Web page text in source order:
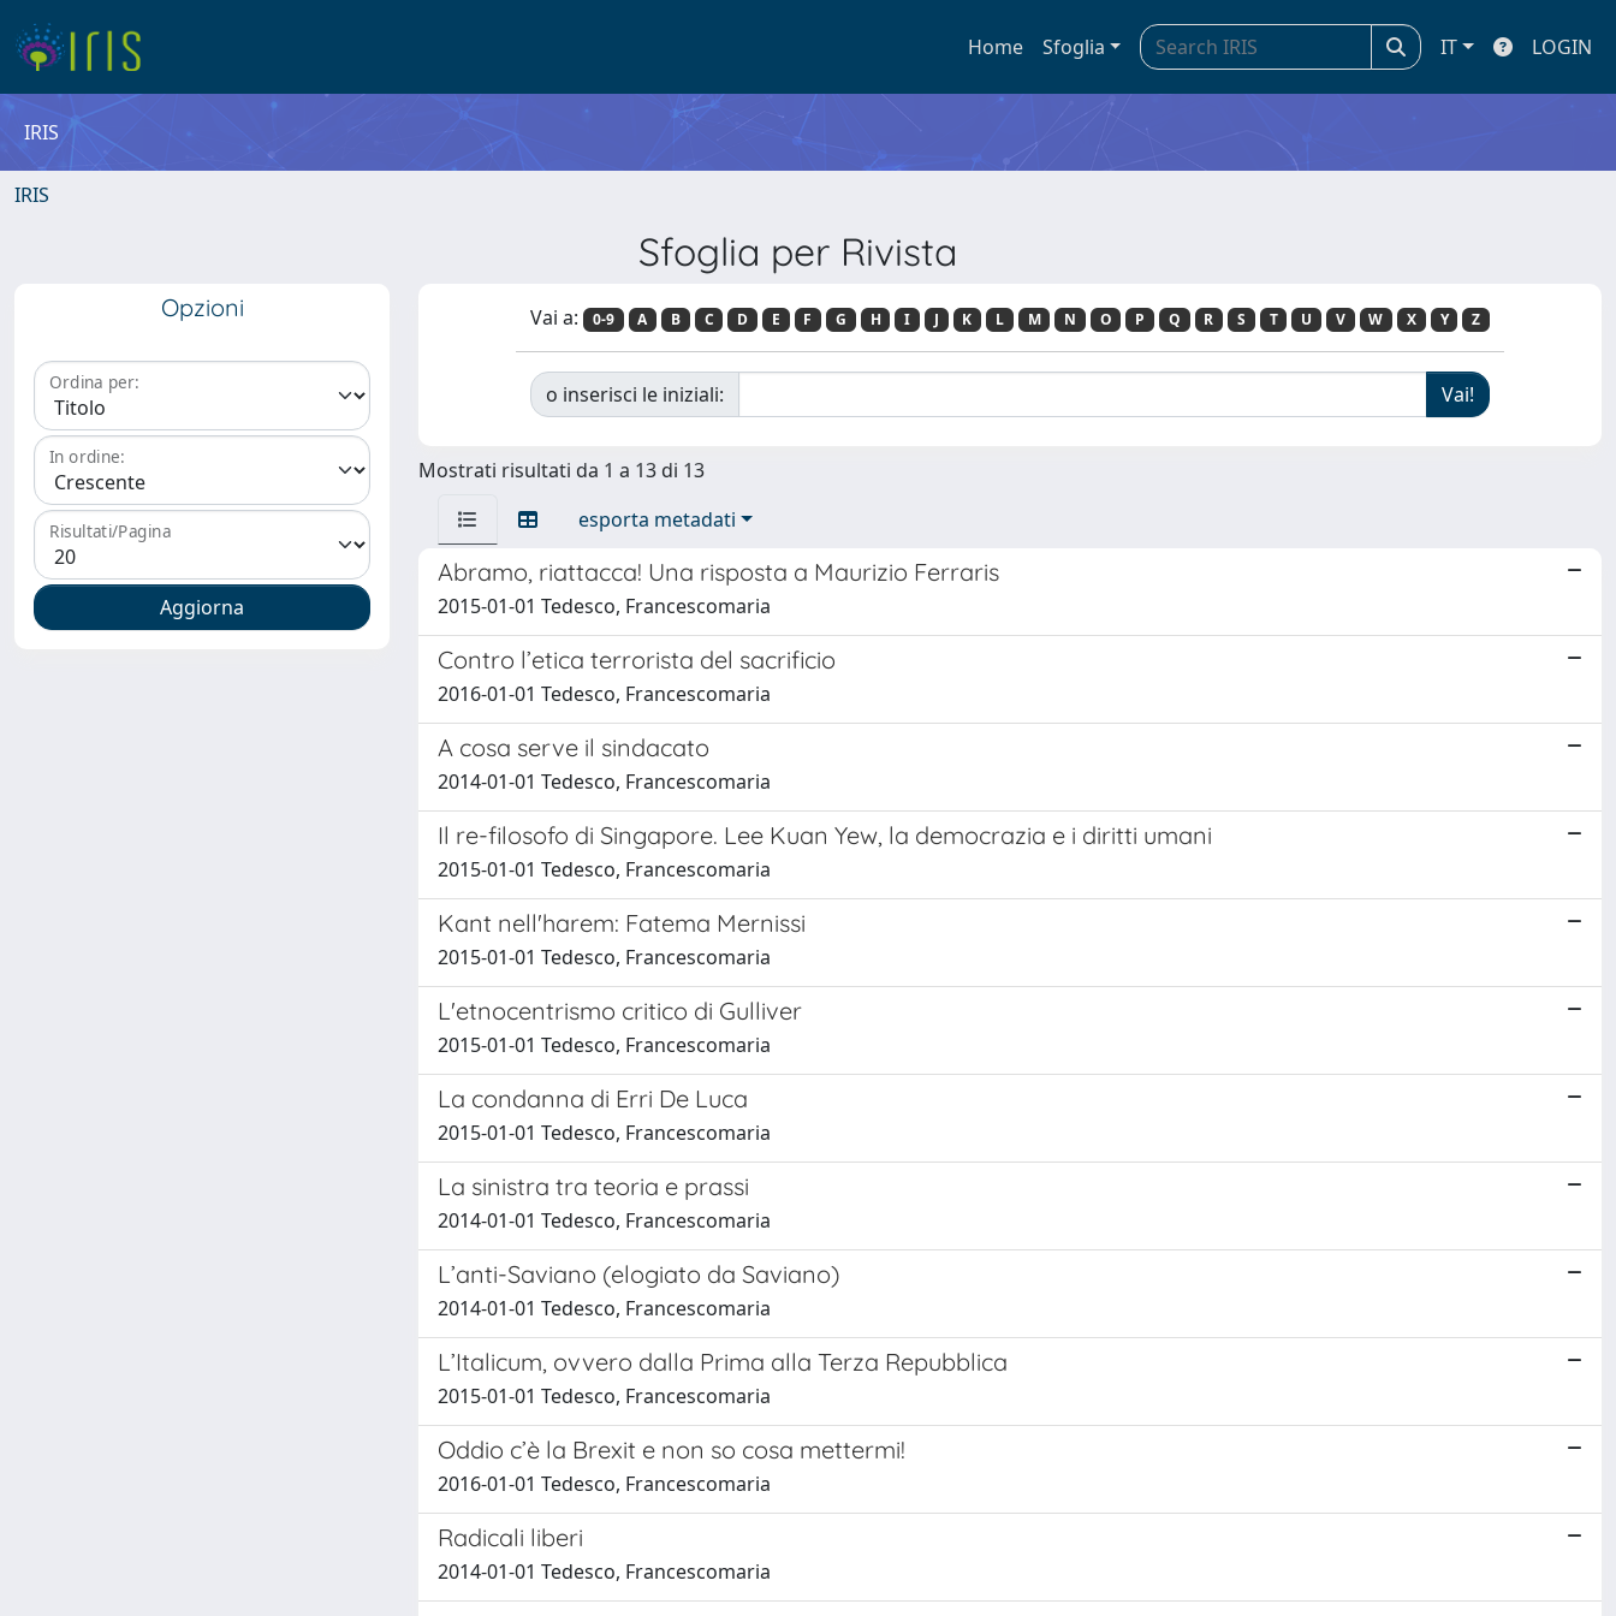
Home Sfoglia IT LOGIN
IRIS
IRIS
Sfoglia per Rivista
Opzioni
Ordina per:
In ordine:
Risultati/Pagina
Vai a: 0-9 A B C D E F G H I J K L M N O P Q R S T U V W X Y Z
o inserisci le iniziali:
Mostrati risultati da 1 a 13 di 13
esporta metadati
Abramo, riattacca! Una risposta a Maurizio Ferraris
2015-01-01 Tedesco, Francescomaria
Contro l’etica terrorista del sacrificio
2016-01-01 Tedesco, Francescomaria
A cosa serve il sindacato
2014-01-01 Tedesco, Francescomaria
Il re-filosofo di Singapore. Lee Kuan Yew, la democrazia e i diritti umani
2015-01-01 Tedesco, Francescomaria
Kant nell'harem: Fatema Mernissi
2015-01-01 Tedesco, Francescomaria
L'etnocentrismo critico di Gulliver
2015-01-01 Tedesco, Francescomaria
La condanna di Erri De Luca
2015-01-01 Tedesco, Francescomaria
La sinistra tra teoria e prassi
2014-01-01 Tedesco, Francescomaria
L’anti-Saviano (elogiato da Saviano)
2014-01-01 Tedesco, Francescomaria
L’Italicum, ovvero dalla Prima alla Terza Repubblica
2015-01-01 Tedesco, Francescomaria
Oddio c’è la Brexit e non so cosa mettermi!
2016-01-01 Tedesco, Francescomaria
Radicali liberi
2014-01-01 Tedesco, Francescomaria